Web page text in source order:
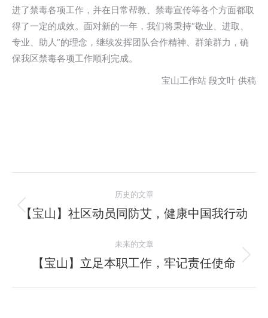
进了禁毒各项工作，并在日常帮教、禁毒宣传等各个方面都取
得了一定的成效。面对新的一年，我们将秉持“敬业、进取、
专业、助人”的理念，继续发挥团队合作精神、群策群力，确
保我区禁毒各项工作顺利完成。
宝山工作站 段文叶 供稿
章
历史的文章
历
的
文
【宝山】社区动员同防艾，健康中国我行动
未来的文章
未
【宝山】立足本职工作，牢记责任使命